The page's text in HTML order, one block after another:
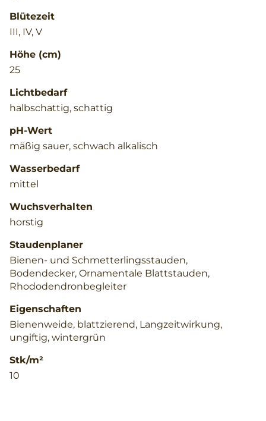
Blütezeit
III, IV, V
Höhe (cm)
25
Lichtbedarf
halbschattig, schattig
pH-Wert
mäßig sauer, schwach alkalisch
Wasserbedarf
mittel
Wuchsverhalten
horstig
Staudenplaner
Bienen- und Schmetterlingsstauden,
Bodendecker, Ornamentale Blattstauden,
Rhododendronbegleiter
Eigenschaften
Bienenweide, blattzierend, Langzeitwirkung,
ungiftig, wintergrün
Stk/m²
10